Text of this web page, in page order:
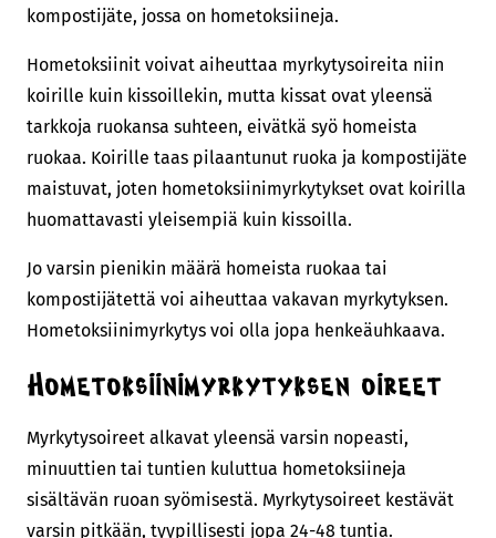
kompostijäte, jossa on hometoksiineja.
Hometoksiinit voivat aiheuttaa myrkytysoireita niin
koirille kuin kissoillekin, mutta kissat ovat yleensä
tarkkoja ruokansa suhteen, eivätkä syö homeista
ruokaa. Koirille taas pilaantunut ruoka ja kompostijäte
maistuvat, joten hometoksiinimyrkytykset ovat koirilla
huomattavasti yleisempiä kuin kissoilla.
Jo varsin pienikin määrä homeista ruokaa tai
kompostijätettä voi aiheuttaa vakavan myrkytyksen.
Hometoksiinimyrkytys voi olla jopa henkeäuhkaava.
Hometoksiinimyrkytyksen oireet
Myrkytysoireet alkavat yleensä varsin nopeasti,
minuuttien tai tuntien kuluttua hometoksiineja
sisältävän ruoan syömisestä. Myrkytysoireet kestävät
varsin pitkään, tyypillisesti jopa 24-48 tuntia.